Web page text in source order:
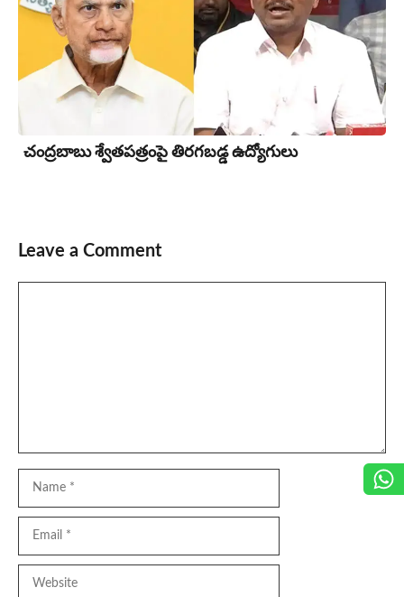
చంద్రబాబు శ్వేతపత్రంపై తిర‌గ‌బ‌డ్డ ఉద్యోగులు
Leave a Comment